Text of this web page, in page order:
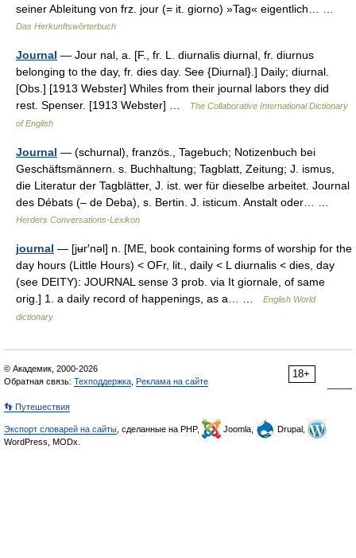
seiner Ableitung von frz. jour (= it. giorno) »Tag« eigentlich… …
Das Herkunftswörterbuch
Journal — Jour nal, a. [F., fr. L. diurnalis diurnal, fr. diurnus
belonging to the day, fr. dies day. See {Diurnal}.] Daily; diurnal.
[Obs.] [1913 Webster] Whiles from their journal labors they did
rest. Spenser. [1913 Webster] …
The Collaborative International Dictionary
of English
Journal — (schurnal), französ., Tagebuch; Notizenbuch bei
Geschäftsmännern. s. Buchhaltung; Tagblatt, Zeitung; J. ismus,
die Literatur der Tagblätter, J. ist. wer für dieselbe arbeitet. Journal
des Débats (– de Deba), s. Bertin. J. isticum. Anstalt oder… …
Herders Conversations-Lexikon
journal — [jʉr′nəl] n. [ME, book containing forms of worship for the
day hours (Little Hours) < OFr, lit., daily < L diurnalis < dies, day
(see DEITY): JOURNAL sense 3 prob. via It giornale, of same
orig.] 1. a daily record of happenings, as a… …
English World
dictionary
18+
© Академик, 2000-2026
Обратная связь: Техподдержка Реклама на сайте
👣 Путешествия
Экспорт словарей на сайты , сделанные на PHP, Joomla,
Drupal,
WordPress, MODx.